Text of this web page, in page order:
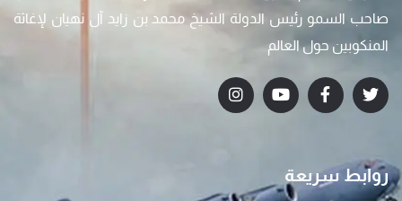
صاحب السمو رئيس الدولة الشيخ محمد بن زايد آل نهيان لإغاثة
المنكوبين حول العالم
روابط سريعة